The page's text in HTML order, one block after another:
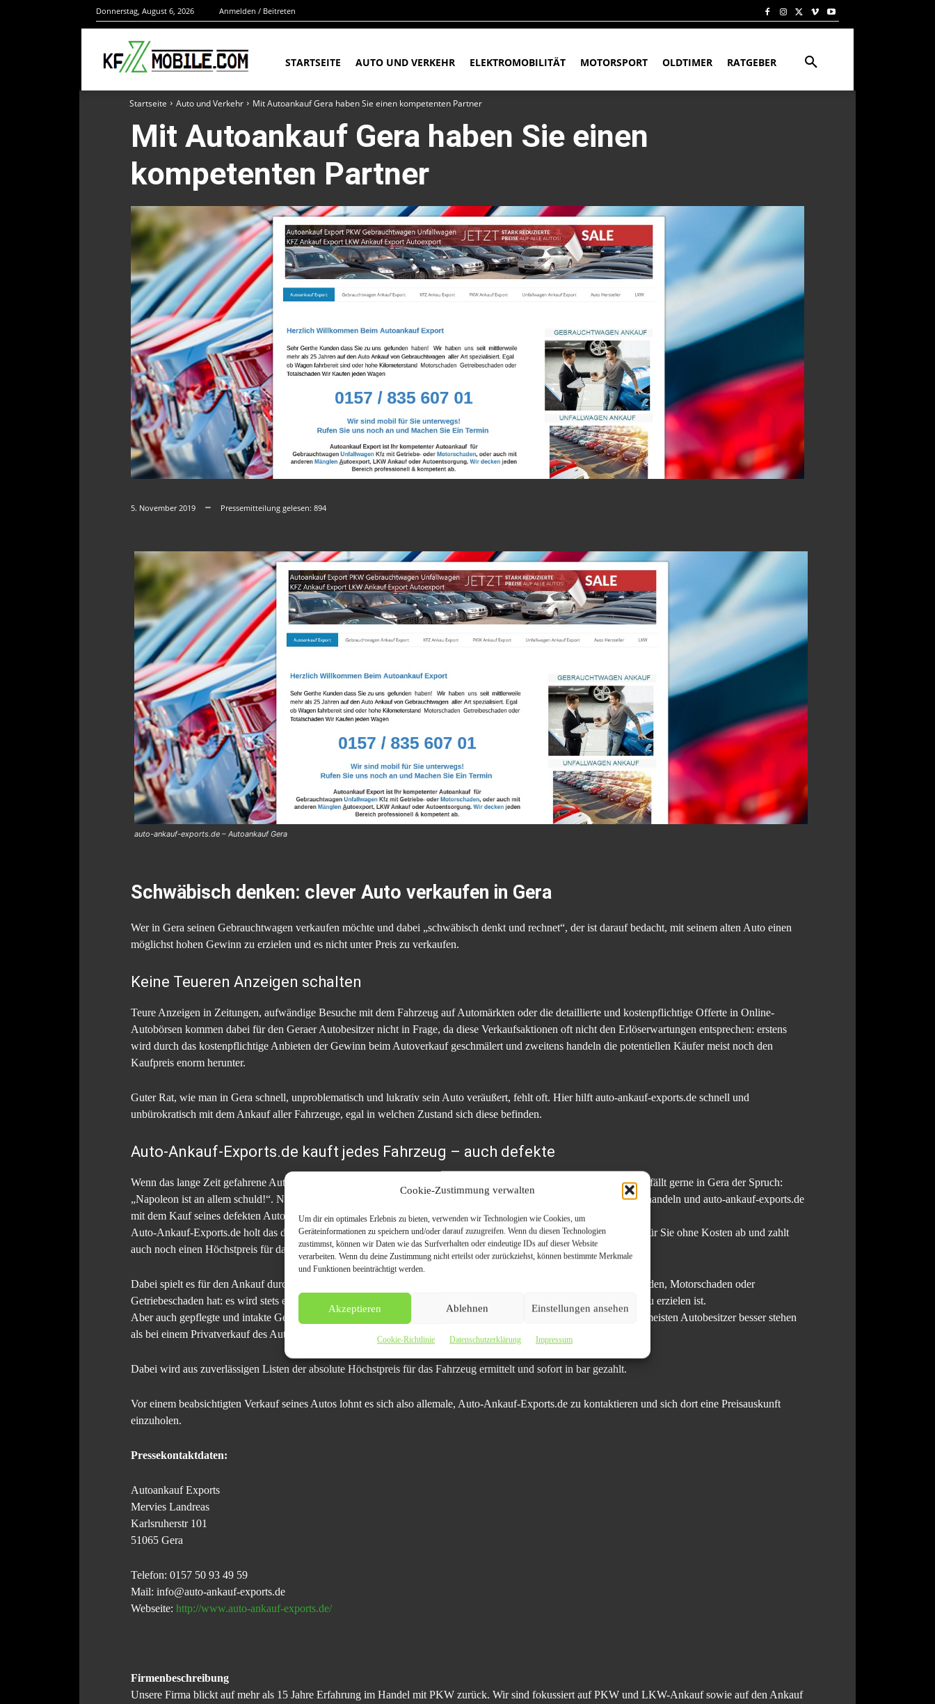
Cookie-Zustimmung verwalten
Um dir ein optimales Erlebnis zu bieten, verwenden wir Technologien wie Cookies, um
Geräteinformationen zu speichern und/oder darauf zuzugreifen. Wenn du diesen Technologien
zustimmst, können wir Daten wie das Surfverhalten oder eindeutige IDs auf dieser Website
verarbeiten. Wenn du deine Zustimmung nicht erteilst oder zurückziehst, können bestimmte Merkmale
und Funktionen beeinträchtigt werden.
Akzeptieren Ablehnen Einstellungen ansehen
Cookie-Richtlinie Datenschutzerklärung Impressum
Donnerstag, August 6, 2026 Anmelden / Beitreten
STARTSEITE AUTO UND VERKEHR ELEKTROMOBILITÄT MOTORSPORT OLDTIMER RATGEBER
Startseite Auto und Verkehr Mit Autoankauf Gera haben Sie einen kompetenten Partner
Mit Autoankauf Gera haben Sie einen
kompetenten Partner
5. November 2019 Pressemitteilung gelesen: 894
auto-ankauf-exports.de – Autoankauf Gera
Schwäbisch denken: clever Auto verkaufen in Gera
Wer in Gera seinen Gebrauchtwagen verkaufen möchte und dabei „schwäbisch denkt und rechnet“, der ist darauf bedacht, mit seinem alten Auto einen
möglichst hohen Gewinn zu erzielen und es nicht unter Preis zu verkaufen.
Keine Teueren Anzeigen schalten
Teure Anzeigen in Zeitungen, aufwändige Besuche mit dem Fahrzeug auf Automärkten oder die detaillierte und kostenpflichtige Offerte in Online-
Autobörsen kommen dabei für den Geraer Autobesitzer nicht in Frage, da diese Verkaufsaktionen oft nicht den Erlöserwartungen entsprechen: erstens
wird durch das kostenpflichtige Anbieten der Gewinn beim Autoverkauf geschmälert und zweitens handeln die potentiellen Käufer meist noch den
Kaufpreis enorm herunter.
Guter Rat, wie man in Gera schnell, unproblematisch und lukrativ sein Auto veräußert, fehlt oft. Hier hilft auto-ankauf-exports.de schnell und
unbürokratisch mit dem Ankauf aller Fahrzeuge, egal in welchen Zustand sich diese befinden.
Auto-Ankauf-Exports.de kauft jedes Fahrzeug – auch defekte
Wenn das lange Zeit gefahrene Auto seinen Geist aufgibt und jedwede Reparatur zu aufwändig oder kostspielig wäre, fällt gerne in Gera der Spruch:
„Napoleon ist an allem schuld!“. Nun kann man dem Franzosen die Schuld zuschieben; man kann aber auch sinnvoll handeln und auto-ankauf-exports.de
mit dem Kauf seines defekten Autos beauftragen.
Auto-Ankauf-Exports.de holt das defekte und vielleicht fahruntüchtige Auto mit einem Tieflader ab, meldet das Auto für Sie ohne Kosten ab und zahlt
auch noch einen Höchstpreis für das defekte Auto.
Dabei spielt es für den Ankauf durch Auto-Ankauf-Exports.de keine Rolle, ob das Fahrzeug vielleicht einen Totalschaden, Motorschaden oder
Getriebeschaden hat: es wird stets ein fairer Preis für das defekte Auto gezahlt, der auf dem privaten Automarkt nicht zu erzielen ist.
Aber auch gepflegte und intakte Gebrauchtwagen kauft Autoankauf Gera zu einem reellen Preis an, mit dem sich die meisten Autobesitzer besser stehen
als bei einem Privatverkauf des Autos.
Dabei wird aus zuverlässigen Listen der absolute Höchstpreis für das Fahrzeug ermittelt und sofort in bar gezahlt.
Vor einem beabsichtigten Verkauf seines Autos lohnt es sich also allemale, Auto-Ankauf-Exports.de zu kontaktieren und sich dort eine Preisauskunft
einzuholen.
Pressekontaktdaten:
Autoankauf Exports
Mervies Landreas
Karlsruherstr 101
51065 Gera
Telefon: 0157 50 93 49 59
Mail: info@auto-ankauf-exports.de
Webseite: http://www.auto-ankauf-exports.de/
Firmenbeschreibung
Unsere Firma blickt auf mehr als 15 Jahre Erfahrung im Handel mit PKW zurück. Wir sind fokussiert auf PKW und LKW-Ankauf sowie auf den Ankauf